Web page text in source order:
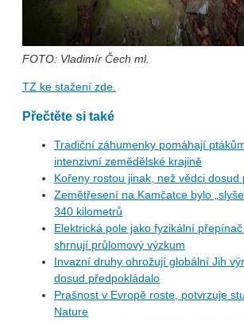
FOTO: Vladimír Čech ml.
TZ ke stažení zde.
Přečtěte si také
Tradiční záhumenky pomáhají
intenzivní zemědělské krajině
Kořeny rostou jinak, než vědci dosud
Zemětřesení na Kamčatce bylo
340 kilometrů
Elektrická pole jako fyzikální
shrnují průlomový výzkum
Invazní druhy ohrožují globální Jih
dosud předpokládalo
Prašnost v Evropě roste, potvrzuje
Nature